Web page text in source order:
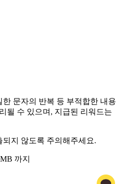
문자의 반복 등 부적합한 내용
될 수 있으며, 지급된 리워드는
지 않도록 주의해주세요.
까지